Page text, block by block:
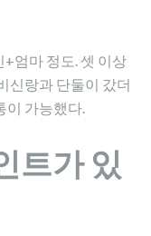
엄마 정도. 셋 이상
신랑과 단둘이 갔더
이 가능했다.
트가 있